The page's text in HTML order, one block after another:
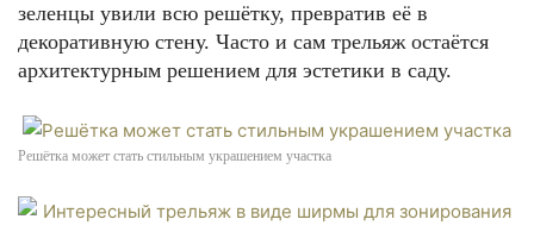
зеленцы увили всю решётку, превратив её в
декоративную стену. Часто и сам трельяж остаётся
архитектурным решением для эстетики в саду.
Решётка может стать стильным украшением участка